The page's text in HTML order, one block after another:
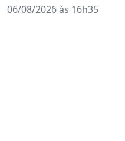
06/08/2026 às 16h35